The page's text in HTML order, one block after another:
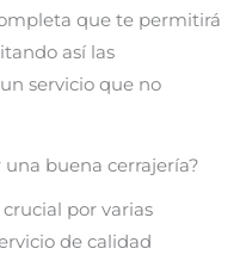
que te permitirá
así las
servicio que no
buena cerrajería?
por varias
de calidad